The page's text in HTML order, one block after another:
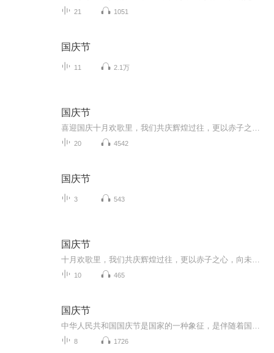
21 1051
国庆节
11 2.1万
国庆节
20 4542
国庆节
3 543
国庆节
10 465
国庆节
8 1726